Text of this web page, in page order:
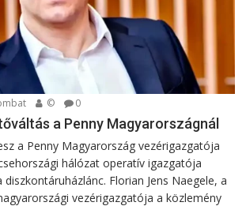
© 0
a Penny Magyarországnál
a Penny Magyarország vezérigazgatója
hálózat operatív igazgatója
Florian Jens Naegele, a
vezérigazgatója a közlemény